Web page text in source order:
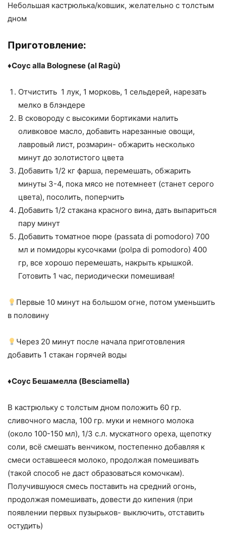
Небольшая кастрюлька/ковшик, желательно с толстым
дном
Приготовление:
♦️Соус alla Bolognese (al Ragù)
Отчистить 1 лук, 1 морковь, 1 сельдерей, нарезать
мелко в блэндере
В сковороду с высокими бортиками налить
оливковое масло, добавить нарезанные овощи,
лавровый лист, розмарин- обжарить несколько
минут до золотистого цвета
Добавить 1/2 кг фарша, перемешать, обжарить
минуты 3-4, пока мясо не потемнеет (станет серого
цвета), посолить, поперчить
Добавить 1/2 стакана красного вина, дать выпариться
пару минут
Добавить томатное пюре (passata di pomodoro) 700
мл и помидоры кусочками (polpa di pomodoro) 400
гр, все хорошо перемешать, накрыть крышкой.
Готовить 1 час, периодически помешивая!
Первые 10 минут на большом огне, потом уменьшить
в половину
Через 20 минут после начала приготовления
добавить 1 стакан горячей воды
♦️Соус Бешамелла (Besciamella)
В кастрюльку с толстым дном положить 60 гр.
сливочного масла, 100 гр. муки и немного молока
(около 100-150 мл), 1/3 с.л. мускатного ореха, щепотку
соли, всё смешать венчиком, постепенно добавляя к
смеси оставшееся молоко, продолжая помешивать
(такой способ не даст образоваться комочкам).
Получившуюся смесь поставить на средний огонь,
продолжая помешивать, довести до кипения (при
появлении первых пузырьков- выключить, отставить
остудить)